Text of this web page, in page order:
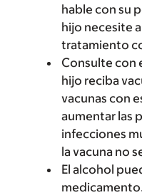
hable con su
hijo necesite
tratamiento
Consulte con
hijo reciba
vacunas con
aumentar las
infecciones
la vacuna no
El alcohol